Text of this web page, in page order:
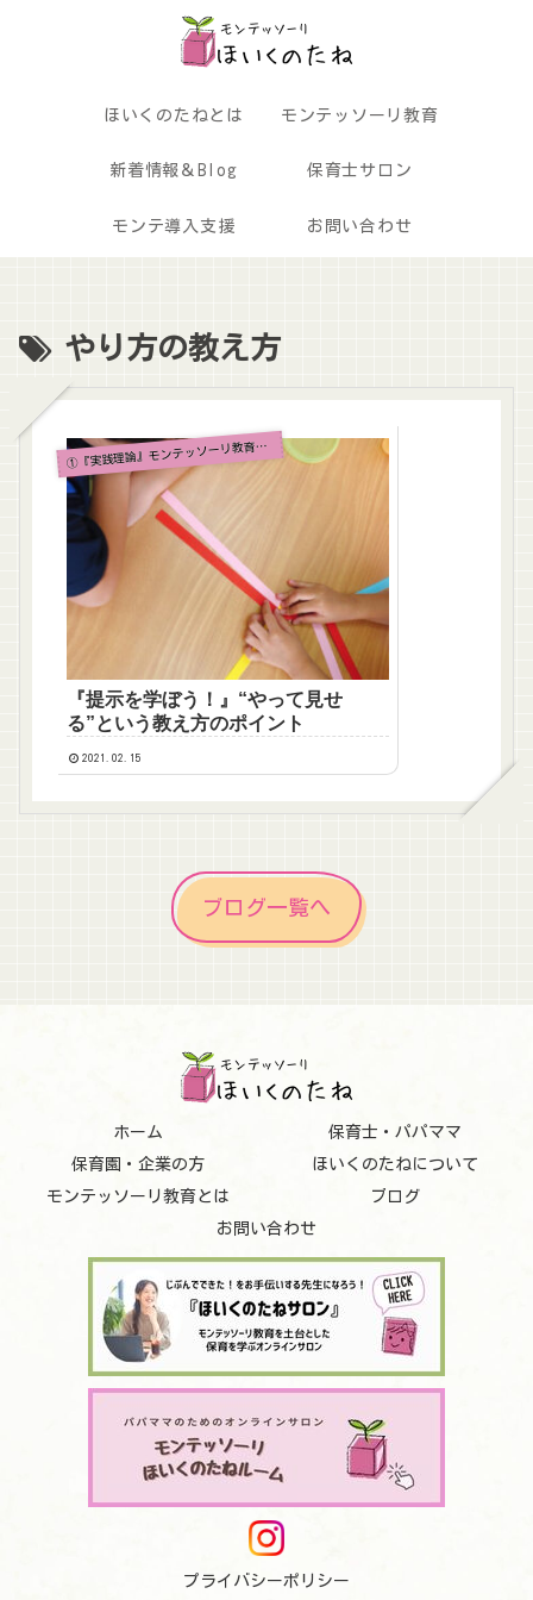
ほいくのたねとは モンテッソーリ教育
新着情報＆Blog 保育士サロン
モンテ導入支援 お問い合わせ
やり方の教え方
①
『実践理論』モンテッソーリ教育とは？
『提示を学ぼう！』“やって見せ
る”という教え方のポイント
2021.02.15
ブログ一覧へ
ホーム
保育士・パパママ
保育園・企業の方
ほいくのたねについて
モンテッソーリ教育とは
ブログ
お問い合わせ
プライバシーポリシー